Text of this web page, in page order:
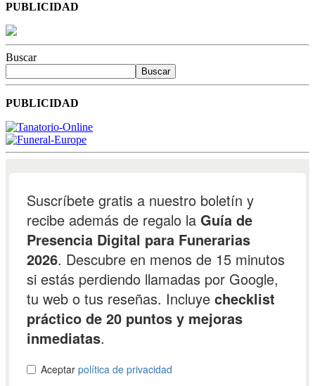
PUBLICIDAD
Buscar
Buscar
PUBLICIDAD